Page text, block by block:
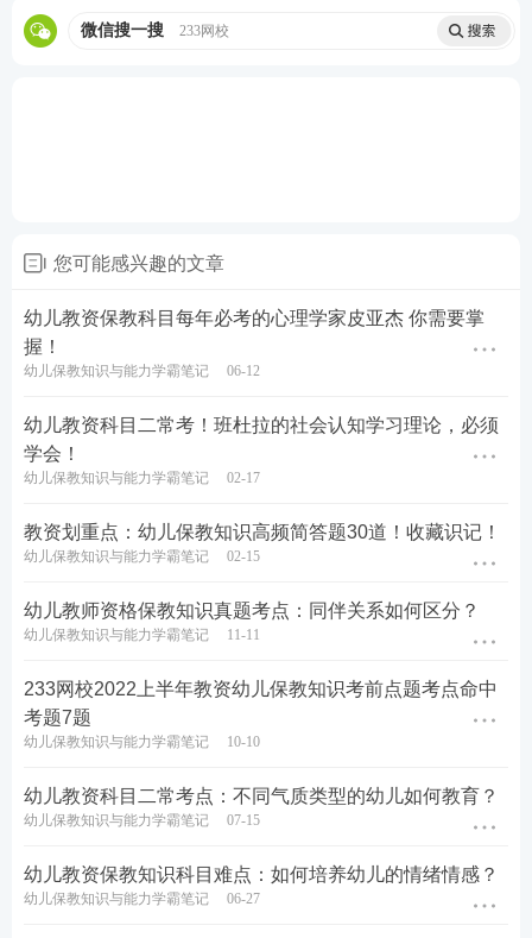
(三)参与观察法和非参与观察法。
对某一个事件进行的观察。
五、观察法的实施步骤
第一步，在实施观察法之前，确定观察对象、观察目
的、观察方法。
第二步，建立观察指标。
第三步，实施观察。在进行教育研究观察时，需要仔
细观察和记录研究对象的各种表现和特点。观察可以
通过直接观察、录像记录等方式进行。
第四步，观察后，整理分析观察结果。
01 牛刀小试
1.吴老师为了研究儿童的同伴互助行为，在一段时间
吴老师使用的是( )观察法。
微信搜一搜 233网校
您可能感兴趣的文章
幼儿教资保教科目每年必考的心理学家皮亚杰 你需要掌
握！
幼儿保教知识与能力学霸笔记 06-12
幼儿教资科目二常考！班杜拉的社会认知学习理论，必须
学会！
幼儿保教知识与能力学霸笔记 02-17
教资划重点：幼儿保教知识高频简答题30道！收藏识记！
幼儿保教知识与能力学霸笔记 02-15
幼儿教师资格保教知识真题考点：同伴关系如何区分？
幼儿保教知识与能力学霸笔记 11-11
233网校2022上半年教资幼儿保教知识考前点题考点命中
考题7题
幼儿保教知识与能力学霸笔记 10-10
幼儿教资科目二常考点：不同气质类型的幼儿如何教育？
幼儿保教知识与能力学霸笔记 07-15
幼儿教资保教知识科目难点：如何培养幼儿的情绪情感？
幼儿保教知识与能力学霸笔记 06-27